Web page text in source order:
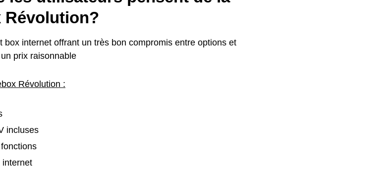
Révolution?
box internet offrant un très bon compromis entre options et
prix raisonnable
Révolution :
incluses
internet